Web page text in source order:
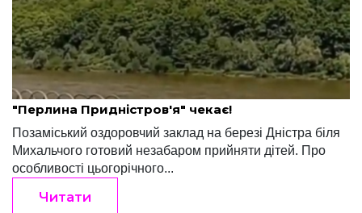
Редакція "Край" Травень 24, 2022
"Перлина Придністров'я" чекає!
Позаміський оздоровчий заклад на березі Дністра біля
Михальчого готовий незабаром прийняти дітей. Про
особливості цьогорічного...
Читати